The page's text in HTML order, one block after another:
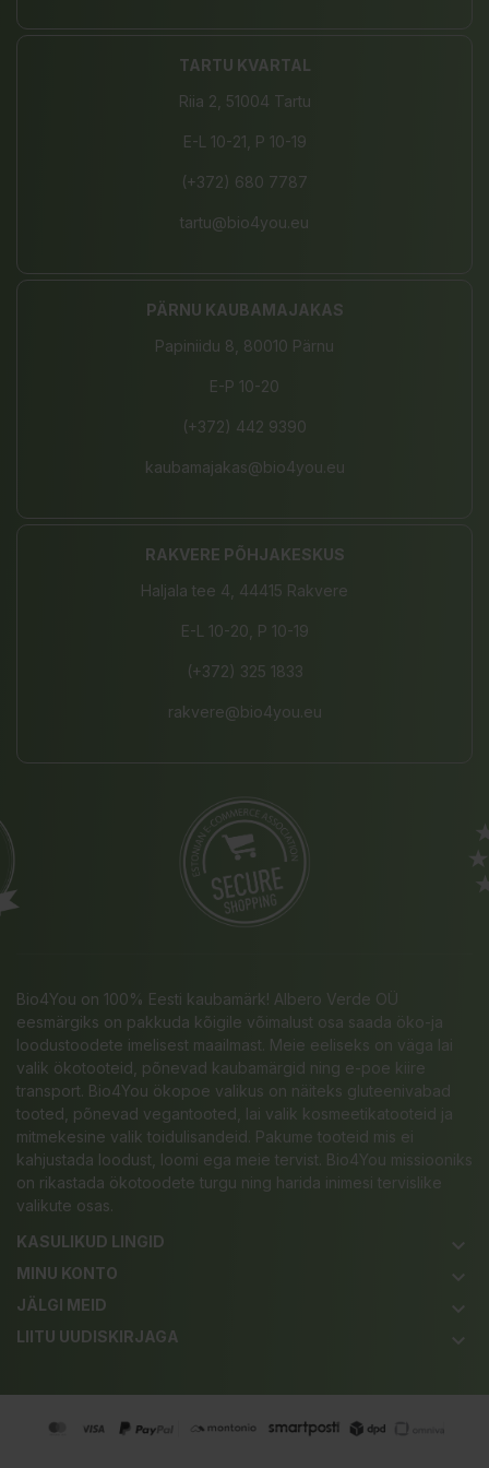
TARTU KVARTAL
Riia 2, 51004 Tartu
E-L 10-21, P 10-19
(+372) 680 7787
tartu@bio4you.eu
PÄRNU KAUBAMAJAKAS
Papiniidu 8, 80010 Pärnu
E-P 10-20
(+372) 442 9390
kaubamajakas@bio4you.eu
RAKVERE PÕHJAKESKUS
Haljala tee 4, 44415 Rakvere
E-L 10-20, P 10-19
(+372) 325 1833
rakvere@bio4you.eu
Bio4You on 100% Eesti kaubamärk! Albero Verde OÜ
eesmärgiks on pakkuda kõigile võimalust osa saada öko-ja
loodustoodete imelisest maailmast. Meie eeliseks on väga lai
valik ökotooteid, põnevad kaubamärgid ning e-poe kiire
transport. Bio4You ökopoe valikus on näiteks gluteenivabad
tooted, põnevad vegantooted, lai valik kosmeetikatooteid ja
mitmekesine valik toidulisandeid. Pakume tooteid mis ei
kahjustada loodust, loomi ega meie tervist. Bio4You missiooniks
on rikastada ökotoodete turgu ning harida inimesi tervislike
valikute osas.
KASULIKUD LINGID
keyboard_arrow_down
MINU KONTO keyboard_arrow_down
JÄLGI MEID keyboard_arrow_down
LIITU UUDISKIRJAGA keyboard_arrow_down